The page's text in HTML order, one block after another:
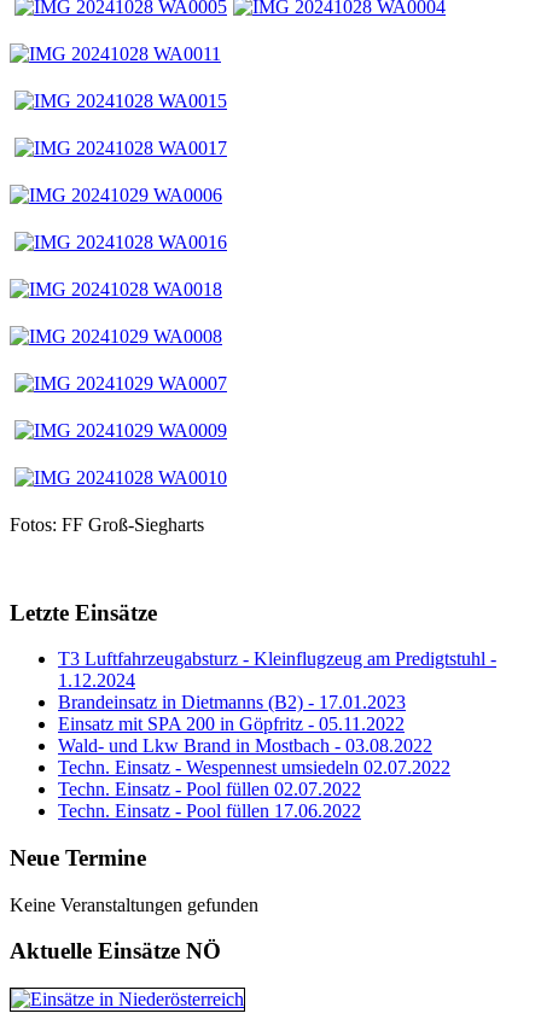
Fotos: FF Groß-Siegharts
Letzte Einsätze
T3 Luftfahrzeugabsturz - Kleinflugzeug am Predigtstuhl -
1.12.2024
Brandeinsatz in Dietmanns (B2) - 17.01.2023
Einsatz mit SPA 200 in Göpfritz - 05.11.2022
Wald- und Lkw Brand in Mostbach - 03.08.2022
Techn. Einsatz - Wespennest umsiedeln 02.07.2022
Techn. Einsatz - Pool füllen 02.07.2022
Techn. Einsatz - Pool füllen 17.06.2022
Neue Termine
Keine Veranstaltungen gefunden
Aktuelle Einsätze NÖ